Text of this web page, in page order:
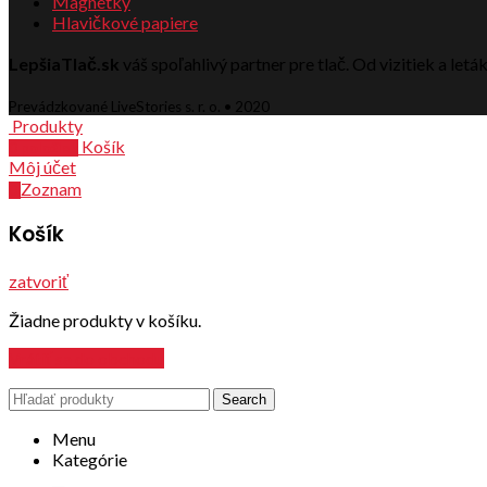
Hlavičkové papiere
LepšiaTlač.sk váš spoľahlivý partner pre tlač. Od vizitiek a
Prevádzkované LiveStories s. r. o. • 2020
Produkty
Košík
Môj účet
Zoznam
Košík
zatvoriť
Žiadne produkty v košíku.
Search
Menu
Kategórie